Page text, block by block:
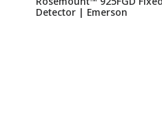
Detector | Emerson